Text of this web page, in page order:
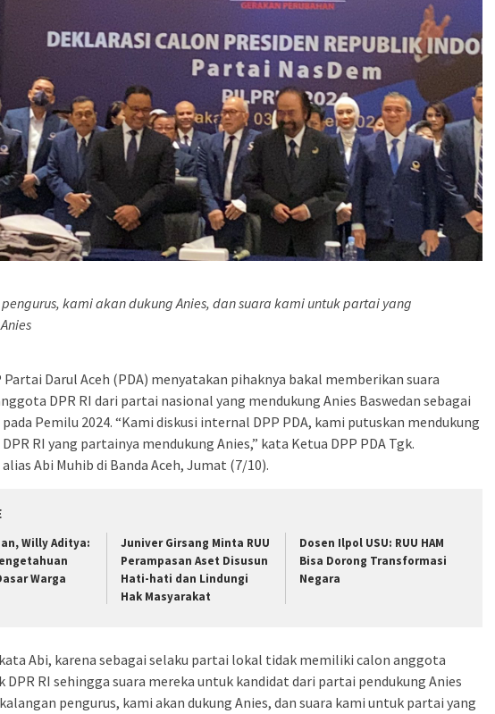
kami akan dukung Anies, dan suara kami untuk partai yang
Partai Darul Aceh (PDA) menyatakan pihaknya bakal memberikan suara
DPR RI dari partai nasional yang mendukung Anies Baswedan sebagai
Pemilu 2024. “Kami diskusi internal DPP PDA, kami putuskan mendukung
RI yang partainya mendukung Anies,” kata Ketua DPP PDA Tgk.
Abi Muhib di Banda Aceh, Jumat (7/10).
Willy Aditya:
Warga
Juniver Girsang Minta RUU
Perampasan Aset Disusun
Hati-hati dan Lindungi
Hak Masyarakat
Dosen Ilpol USU: RUU HAM
Bisa Dorong Transformasi
Negara
Abi, karena sebagai selaku partai lokal tidak memiliki calon anggota
RI sehingga suara mereka untuk kandidat dari partai pendukung Anies
pengurus, kami akan dukung Anies, dan suara kami untuk partai yang